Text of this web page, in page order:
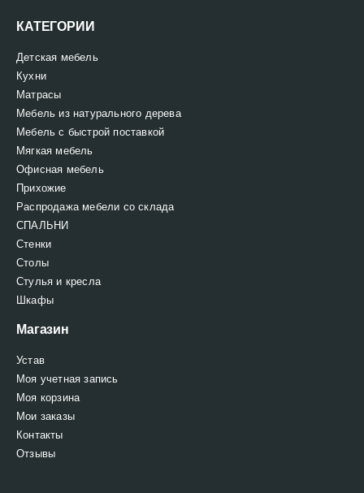
КАТЕГОРИИ
Детская мебель
Кухни
Матрасы
Мебель из натурального дерева
Мебель с быстрой поставкой
Мягкая мебель
Офисная мебель
Прихожие
Распродажа мебели со склада
СПАЛЬНИ
Стенки
Столы
Стулья и кресла
Шкафы
Магазин
Устав
Моя учетная запись
Моя корзина
Мои заказы
Контакты
Отзывы